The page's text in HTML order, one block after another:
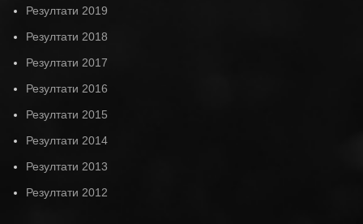
Резултати 2019
Резултати 2018
Резултати 2017
Резултати 2016
Резултати 2015
Резултати 2014
Резултати 2013
Резултати 2012